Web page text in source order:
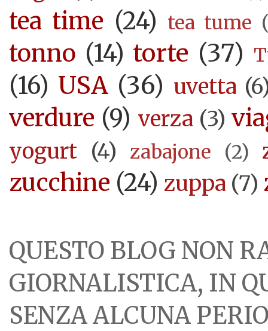
tea time (24) tea tume
tonno (14) torte (37)
(16) USA (36) uvetta
verdure (9) verza (3)
yogurt (4) zabajone (2)
zucchine (24) zuppa (7)
QUESTO BLOG NON
GIORNALISTICA, IN
SENZA ALCUNA